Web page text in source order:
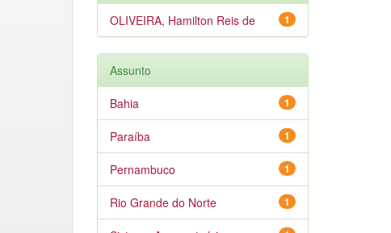
1
OLIVEIRA, Hamilton Reis de
Assunto
1
Bahia
1
Paraíba
1
Pernambuco
1
Rio Grande do Norte